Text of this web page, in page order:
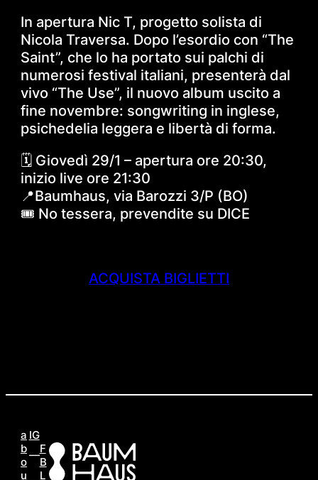
In apertura Nic T, progetto solista di
Nicola Traversa. Dopo l’esordio con “The
Saint”, che lo ha portato sui palchi di
numerosi festival italiani, presenterà dal
vivo “The Use”, il nuovo album uscito a
fine novembre: songwriting in inglese,
psichedelia leggera e libertà di forma.
🗓 Giovedì 29/1 – apertura ore 20:30,
inizio live ore 21:30
📍Baumhaus, via Barozzi 3/P (BO)
🎟 No tessera, prevendite su DICE
ACQUISTA BIGLIETTI
a
b
o
u
IG
F
B
L